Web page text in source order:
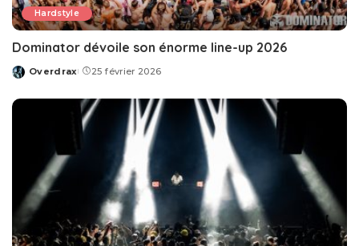
Hardstyle
Dominator dévoile son énorme line-up 2026
Posted
Overdrax 25 février 2026